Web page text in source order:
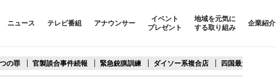
ニュース テレビ番組 アナウンサー
イベント
プレゼント
地域を元気に
する取り組み
企業紹介
の罪 官製談合事件続報 緊急銃猟訓練 ダイソー系複合店 四国最大スリコ